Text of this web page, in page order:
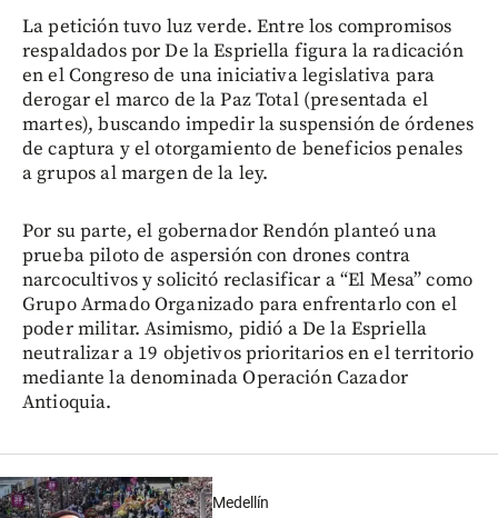
La petición tuvo luz verde. Entre los compromisos
respaldados por De la Espriella figura la radicación
en el Congreso de una iniciativa legislativa para
derogar el marco de la Paz Total (presentada el
martes), buscando impedir la suspensión de órdenes
de captura y el otorgamiento de beneficios penales
a grupos al margen de la ley.
Por su parte, el gobernador Rendón planteó una
prueba piloto de aspersión con drones contra
narcocultivos y solicitó reclasificar a “El Mesa” como
Grupo Armado Organizado para enfrentarlo con el
poder militar. Asimismo, pidió a De la Espriella
neutralizar a 19 objetivos prioritarios en el territorio
mediante la denominada Operación Cazador
Antioquia.
Medellín